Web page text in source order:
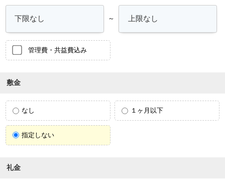
～
管理費・共益費込み
敷金
なし １ヶ月以下
指定しない
礼金